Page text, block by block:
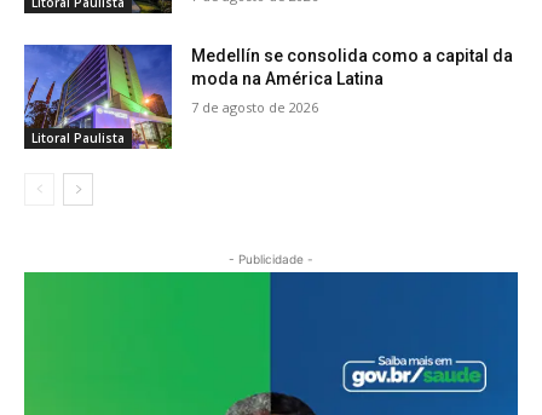
Litoral Paulista
Medellín se consolida como a capital da
moda na América Latina
7 de agosto de 2026
- Publicidade -